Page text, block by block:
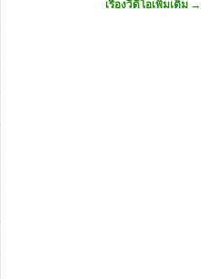
เรื่องวีดีโอเพิ่มเติม →